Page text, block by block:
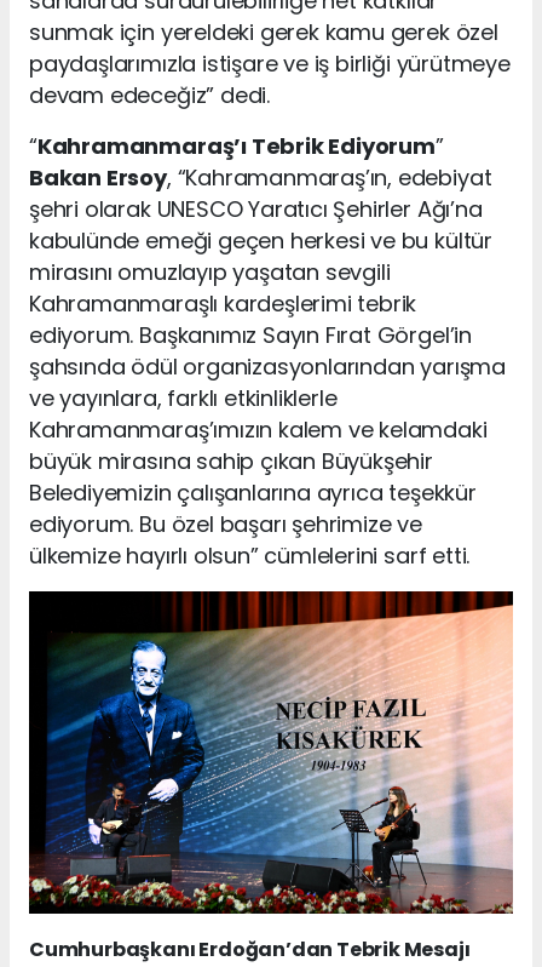
sunmak için yereldeki gerek kamu gerek özel
paydaşlarımızla istişare ve iş birliği yürütmeye
devam edeceğiz” dedi.
“Kahramanmaraş’ı Tebrik Ediyorum”
Bakan Ersoy, “Kahramanmaraş’ın, edebiyat
şehri olarak UNESCO Yaratıcı Şehirler Ağı’na
kabulünde emeği geçen herkesi ve bu kültür
mirasını omuzlayıp yaşatan sevgili
Kahramanmaraşlı kardeşlerimi tebrik
ediyorum. Başkanımız Sayın Fırat Görgel’in
şahsında ödül organizasyonlarından yarışma
ve yayınlara, farklı etkinliklerle
Kahramanmaraş’ımızın kalem ve kelamdaki
büyük mirasına sahip çıkan Büyükşehir
Belediyemizin çalışanlarına ayrıca teşekkür
ediyorum. Bu özel başarı şehrimize ve
ülkemize hayırlı olsun” cümlelerini sarf etti.
Cumhurbaşkanı Erdoğan’dan Tebrik Mesajı